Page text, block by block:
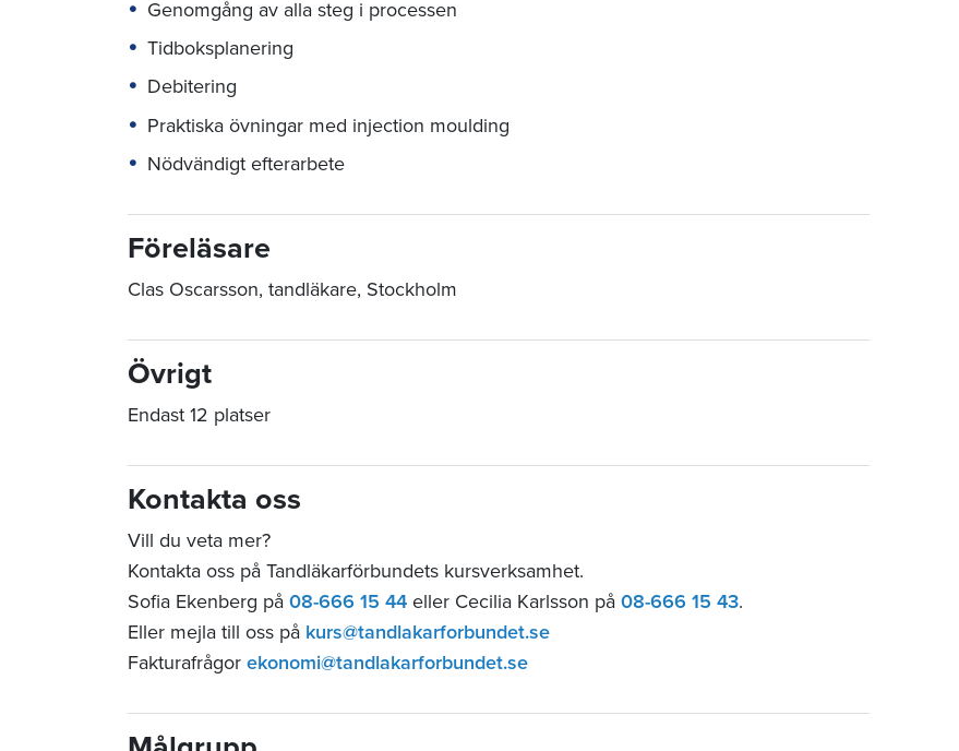
Genomgång av alla steg i processen
Tidboksplanering
Debitering
Praktiska övningar med injection moulding
Nödvändigt efterarbete
Föreläsare
Clas Oscarsson, tandläkare, Stockholm
Övrigt
Endast 12 platser
Kontakta oss
Vill du veta mer?
Kontakta oss på Tandläkarförbundets kursverksamhet.
Sofia Ekenberg på 08-666 15 44 eller Cecilia Karlsson på 08-666 15 43.
Eller mejla till oss på kurs@tandlakarforbundet.se
Fakturafrågor ekonomi@tandlakarforbundet.se